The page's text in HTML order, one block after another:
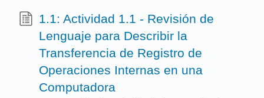
1.1: Actividad 1.1 - Revisión de
Lenguaje para Describir la
Transferencia de Registro de
Operaciones Internas en una
Computadora